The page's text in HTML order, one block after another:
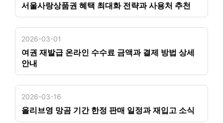
서울사랑상품권 혜택 최대화 전략과 사용처 추천
2026-03-01
여권 재발급 온라인 수수료 금액과 결제 방법 상세
안내
2026-03-16
올리브영 망곰 기간 한정 판매 일정과 재입고 소식